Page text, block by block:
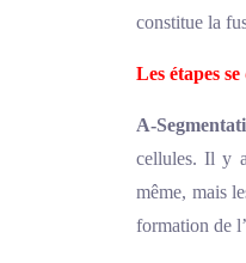
constitue la
Les étapes
A-
cellules. Il y
même, mais
formation de